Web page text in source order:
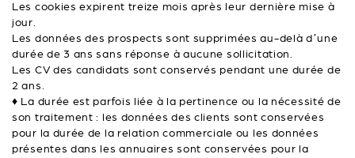
Les cookies expirent treize mois après leur dernière mise à
jour.
Les données des prospects sont supprimées au-delà d’une
durée de 3 ans sans réponse à aucune sollicitation.
Les CV des candidats sont conservés pendant une durée de
2 ans.
♦ La durée est parfois liée à la pertinence ou la nécessité de
son traitement : les données des clients sont conservées
pour la durée de la relation commerciale ou les données
présentes dans les annuaires sont conservées pour la